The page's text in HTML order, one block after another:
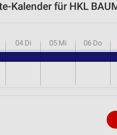
Kalender für HKL
04 Di 05 Mi 06 Do